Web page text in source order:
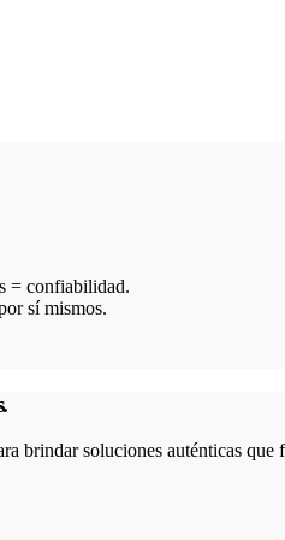
= confiabilidad.
sí mismos.
brindar soluciones auténticas